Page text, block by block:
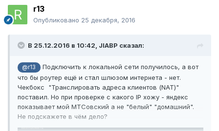
r13
Опубликовано 25 декабря, 2016
В 25.12.2016 в 10:42, JIABP сказал:
@r13
Подключить к локальной сети получилось, а вот
что бы роутер ещё и стал шлюзом интернета - нет.
Чекбокс "Транслировать адреса клиентов (NAT)"
поставил. Но при проверке с какого IP хожу - яндекс
показывает мой МТСовский а не "белый" "домашний".
Не подскажете в чём дело?